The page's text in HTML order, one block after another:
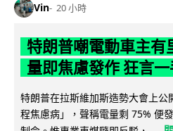
Vin 20 小時
特朗普嘲電動車主有
量即焦慮發作 狂言
特朗普在拉斯維加斯造勢大會上公
程焦慮病」，聲稱電量剩 75% 便